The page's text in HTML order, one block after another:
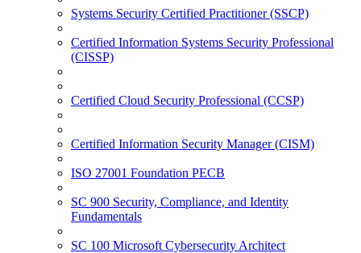
Systems Security Certified Practitioner (SSCP)
Certified Information Systems Security Professional
(CISSP)
Certified Cloud Security Professional (CCSP)
Certified Information Security Manager (CISM)
ISO 27001 Foundation PECB
SC 900 Security, Compliance, and Identity
Fundamentals
SC 100 Microsoft Cybersecurity Architect